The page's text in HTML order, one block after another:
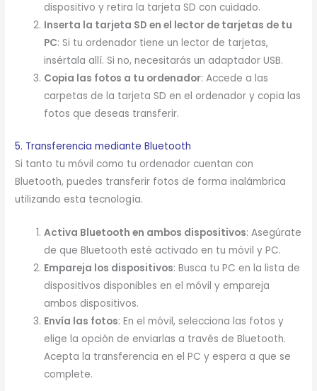
dispositivo y retira la tarjeta SD con cuidado.
Inserta la tarjeta SD en el lector de tarjetas de tu
PC: Si tu ordenador tiene un lector de tarjetas,
insértala allí. Si no, necesitarás un adaptador USB.
Copia las fotos a tu ordenador: Accede a las
carpetas de la tarjeta SD en el ordenador y copia las
fotos que deseas transferir.
5. Transferencia mediante Bluetooth
Si tanto tu móvil como tu ordenador cuentan con
Bluetooth, puedes transferir fotos de forma inalámbrica
utilizando esta tecnología.
Activa Bluetooth en ambos dispositivos: Asegúrate
de que Bluetooth esté activado en tu móvil y PC.
Empareja los dispositivos: Busca tu PC en la lista de
dispositivos disponibles en el móvil y empareja
ambos dispositivos.
Envía las fotos: En el móvil, selecciona las fotos y
elige la opción de enviarlas a través de Bluetooth.
Acepta la transferencia en el PC y espera a que se
complete.